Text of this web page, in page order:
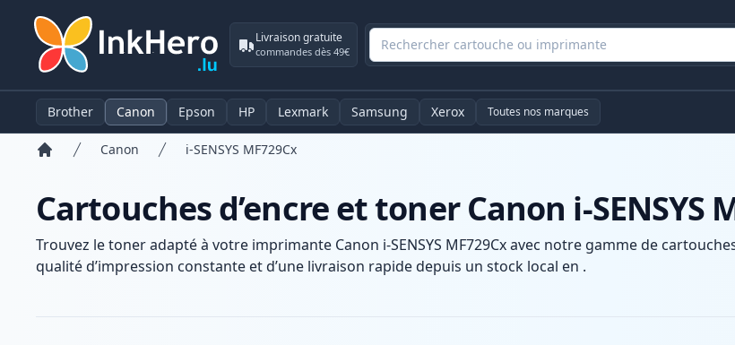
Livraison gratuite
commandes dès 49€
Brother Canon Epson HP Lexmark Samsung Xerox Toutes nos marques
Canon i-SENSYS MF729Cx
Cartouches d’encre et toner Canon i-SENSYS
Trouvez le toner adapté à votre imprimante Canon i-SENSYS MF729Cx avec notre gamme de
qualité d’impression constante et d’une livraison rapide depuis un stock local en .